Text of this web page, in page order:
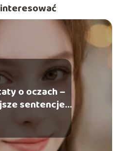
o oczach –
sentencje i